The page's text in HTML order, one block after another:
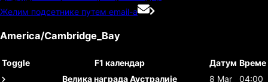
Желим подсетнике путем email-а
America/Cambridge_Bay
Toggle F1 календар Датум Време
Велика награда Аустралије
8 Mar
04:00